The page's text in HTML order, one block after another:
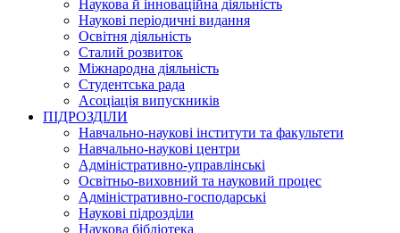
Наукова й інноваційна діяльність
Наукові періодичні видання
Освітня діяльність
Сталий розвиток
Міжнародна діяльність
Студентська рада
Асоціація випускників
ПІДРОЗДІЛИ
Навчально-наукові інститути та факультети
Навчально-наукові центри
Адміністративно-управлінські
Освітньо-виховний та науковий процес
Адміністративно-господарські
Наукові підрозділи
Наукова бібліотека